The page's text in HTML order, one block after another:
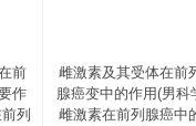
前
作
列
雌激素及其受体在前
腺癌变中的作用(男科
雌激素在前列腺癌中